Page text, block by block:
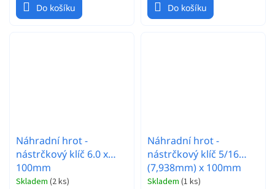
Do košíku Do košíku
Náhradní hrot -
nástrčkový klíč 6.0 x
100mm
Skladem (2 ks)
Náhradní hrot -
nástrčkový klíč 5/16
(7,938mm) x 100mm
Skladem (1 ks)